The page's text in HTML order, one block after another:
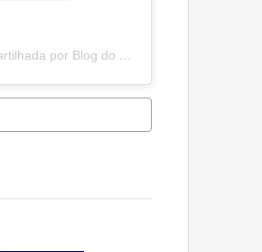
Uma publicação compartilhada por Blog do João Marcolino (@joaomarcolinoneto)